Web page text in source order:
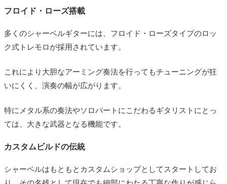
フロイド・ローズ搭載
多くのシャーベルギターには、フロイド・ローズタイプのロッ
ク式トレモロが採用されています。
これにより大胆なアーミング奏法を行ってもチューニングが狂
いにくく、演奏の幅が広がります。
特にメタル系の奏法やソロパートにこだわるギタリストにとっ
ては、大きな武器となる機能です。
カスタムビルドの伝統
シャーベルはもともとカスタムショップとしてスタートしてお